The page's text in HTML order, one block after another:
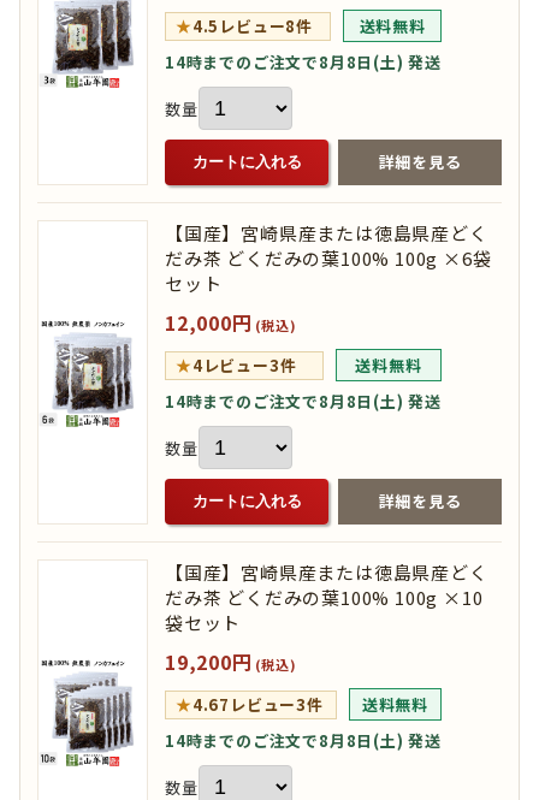
★4.5 レビュー8件
送料無料
14時までのご注文で8月8日(土) 発送
数量
カートに入れる 詳細を見る
【国産】宮崎県産または徳島県産どく
だみ茶 どくだみの葉100% 100g ×6袋
セット
12,000円 (税込)
★4レビュー3件
送料無料
14時までのご注文で8月8日(土) 発送
数量
カートに入れる 詳細を見る
【国産】宮崎県産または徳島県産どく
だみ茶 どくだみの葉100% 100g ×10
袋セット
19,200円 (税込)
★4.67 レビュー3件
送料無料
14時までのご注文で8月8日(土) 発送
数量